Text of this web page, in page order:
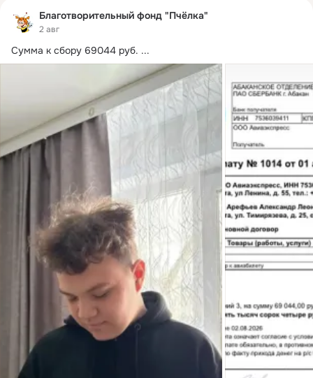
Благотворительный фонд "Пчёлка"
2 авг
Сумма к сбору 69044 руб. ...